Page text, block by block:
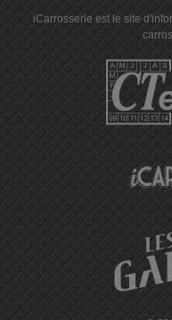
iCarrosserie est le site